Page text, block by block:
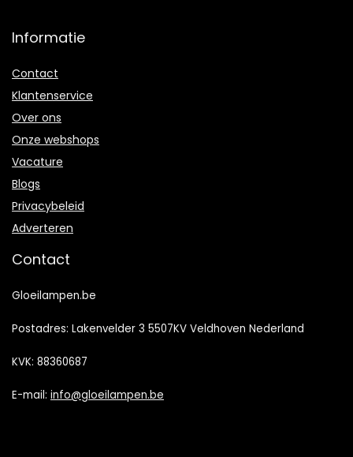
Informatie
Contact
Klantenservice
Over ons
Onze webshops
Vacature
Blogs
Privacybeleid
Adverteren
Contact
Gloeilampen.be
Postadres: Lakenvelder 3 5507KV Veldhoven Nederland
KVK: 88360687
E-mail: info@gloeilampen.be